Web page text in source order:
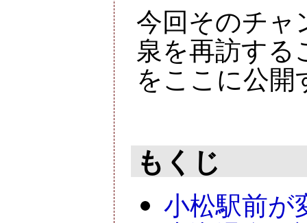
今回そのチャ
泉を再訪する
をここに公開
もくじ
小松駅前が